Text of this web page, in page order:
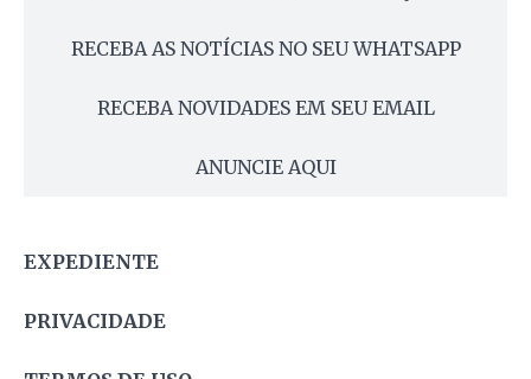
RECEBA AS NOTÍCIAS NO SEU WHATSAPP
RECEBA NOVIDADES EM SEU EMAIL
ANUNCIE AQUI
EXPEDIENTE
PRIVACIDADE